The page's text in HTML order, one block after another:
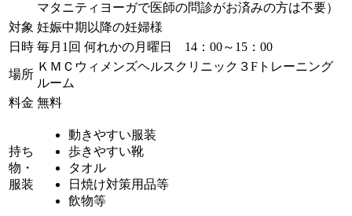
マタニティヨーガで医師の問診がお済みの方は不要）
対象 妊娠中期以降の妊婦様
日時 毎月1回 何れかの月曜日 14：00～15：00
場所
ＫＭＣウィメンズヘルスクリニック３Fトレーニング
ルーム
料金 無料
持ち
物・
服装
動きやすい服装
歩きやすい靴
タオル
日焼け対策用品等
飲物等